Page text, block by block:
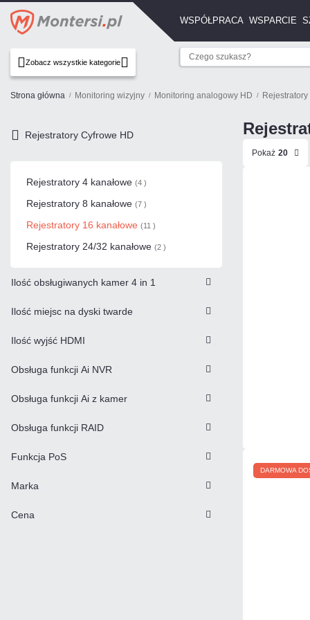
WSPÓŁPRACA WSPARCIE
Zobacz wszystkie kategorie
Strona główna Monitoring wizyjny Monitoring analogowy HD
Rejestratory Cyfrowe HD
Rejestratory 4 kanałowe (4 )
Rejestratory 8 kanałowe (7 )
Rejestratory 16 kanałowe (11 )
Rejestratory 24/32 kanałowe (2 )
Ilość obsługiwanych kamer 4 in 1
Ilość miejsc na dyski twarde
Ilość wyjść HDMI
Obsługa funkcji Ai NVR
Obsługa funkcji Ai z kamer
Obsługa funkcji RAID
Funkcja PoS
Marka
Cena
Pokaż 20
DARMOWA